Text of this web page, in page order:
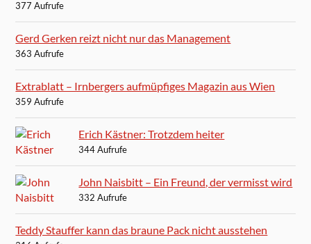
377 Aufrufe
Gerd Gerken reizt nicht nur das Management
363 Aufrufe
Extrablatt – Irnbergers aufmüpfiges Magazin aus Wien
359 Aufrufe
Erich Kästner: Trotzdem heiter
344 Aufrufe
John Naisbitt – Ein Freund, der vermisst wird
332 Aufrufe
Teddy Stauffer kann das braune Pack nicht ausstehen